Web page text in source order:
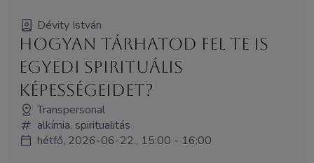
Dévity István
Hogyan tárhatod fel te is
egyedi spirituális
képességeidet?
Transpersonal
alkímia, spiritualitás
hétfő, 2026-06-22., 15:00 - 16:00